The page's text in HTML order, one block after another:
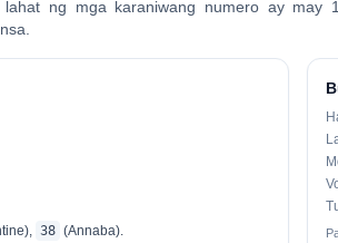
ng mga karaniwang numero ay may
38 (Annaba).